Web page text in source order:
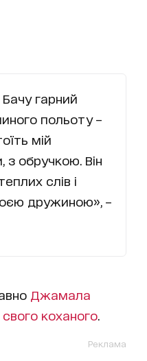
гарний
польоту –
мій
з обручкою. Він
слів і
дружиною», –
Джамала
коханого
Реклама